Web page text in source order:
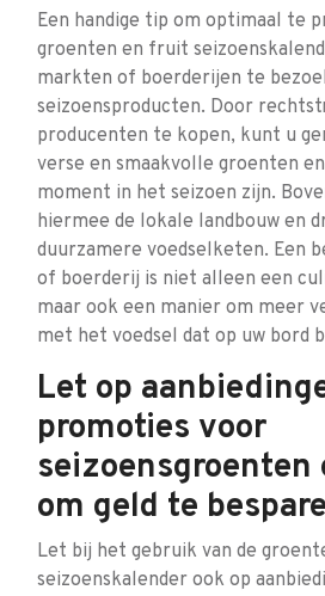
Een handige tip om optimaal te
groenten en fruit
markten of boerderijen te
seizoensproducten. Door
producenten te kopen, kunt u
verse en smaakvolle groenten
moment in het seizoen zijn.
hiermee de lokale landbouw en
duurzamere voedselketen. Een
of boerderij is niet alleen een
maar ook een manier om meer
met het voedsel dat op uw bord
Let op
promoties voor
om geld te
Let bij het gebruik van de
seizoenskalender ook op